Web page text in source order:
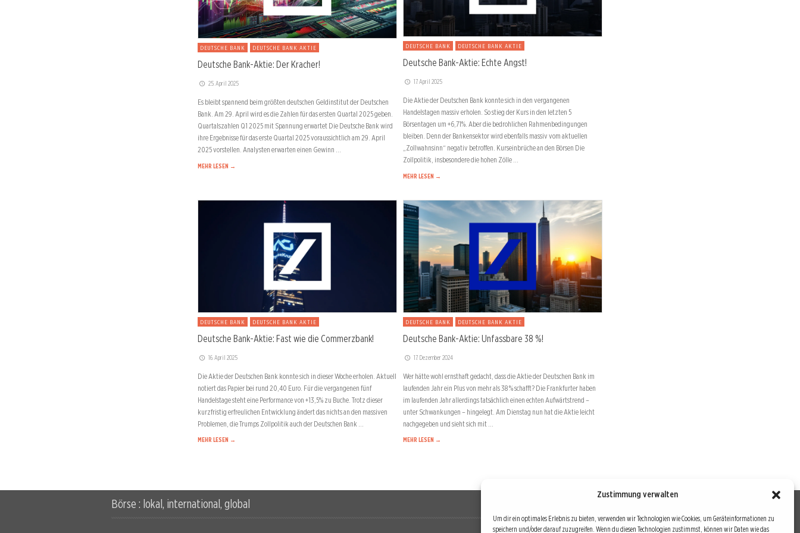
Zustimmung verwalten
Um dir ein optimales Erlebnis zu bieten, verwenden wir Technologien wie Cookies, um Geräteinformationen zu
speichern und/oder darauf zuzugreifen. Wenn du diesen Technologien zustimmst, können wir Daten wie das
DEUTSCHE BANK DEUTSCHE BANK AKTIE
Deutsche Bank-Aktie: Der Kracher!
25. April 2025
Es bleibt spannend beim größten deutschen Geldinstitut der Deutschen
Bank. Am 29. April wird es die Zahlen für das ersten Quartal 2025 geben.
Quartalszahlen Q1 2025 mit Spannung erwartet Die Deutsche Bank wird
ihre Ergebnisse für das erste Quartal 2025 voraussichtlich am 29. April
2025 vorstellen. Analysten erwarten einen Gewinn …
MEHR LESEN →
DEUTSCHE BANK DEUTSCHE BANK AKTIE
Deutsche Bank-Aktie: Echte Angst!
17. April 2025
Die Aktie der Deutschen Bank konnte sich in den vergangenen
Handelstagen massiv erholen. So stieg der Kurs in den letzten 5
Börsentagen um +6,71%. Aber die bedrohlichen Rahmenbedingungen
bleiben. Denn der Bankensektor wird ebenfalls massiv vom aktuellen
„Zollwahnsinn“ negativ betroffen. Kurseinbrüche an den Börsen Die
Zollpolitik, insbesondere die hohen Zölle …
MEHR LESEN →
DEUTSCHE BANK DEUTSCHE BANK AKTIE
Deutsche Bank-Aktie: Fast wie die Commerzbank!
16. April 2025
Die Aktie der Deutschen Bank konnte sich in dieser Woche erholen. Aktuell
notiert das Papier bei rund 20,40 Euro. Für die vergangenen fünf
Handelstage steht eine Performance von +13,5% zu Buche. Trotz dieser
kurzfristig erfreulichen Entwicklung ändert das nichts an den massiven
Problemen, die Trumps Zollpolitik auch der Deutschen Bank …
MEHR LESEN →
DEUTSCHE BANK DEUTSCHE BANK AKTIE
Deutsche Bank-Aktie: Unfassbare 38 %!
17. Dezember 2024
Wer hätte wohl ernsthaft gedacht, dass die Aktie der Deutschen Bank im
laufenden Jahr ein Plus von mehr als 38 % schafft? Die Frankfurter haben
im laufenden Jahr allerdings tatsächlich einen echten Aufwärtstrend –
unter Schwankungen – hingelegt. Am Dienstag nun hat die Aktie leicht
nachgegeben und sieht sich mit …
MEHR LESEN →
Börse : lokal, international, global